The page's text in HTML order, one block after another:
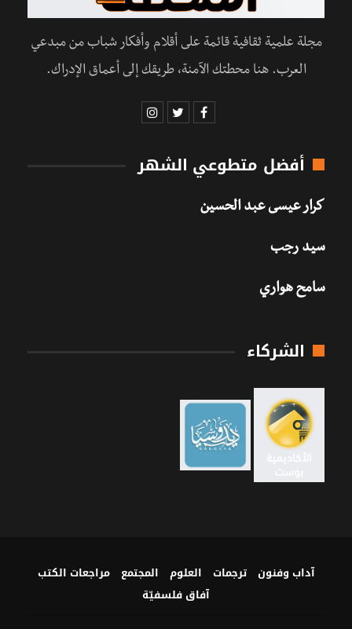
مجلة علمية ثقافية قائمة على أقلام وأفكار شباب من مبدعي
العرب. هنا محطتك الآمنة، طريقك إلى أعماق الإدراك.
أفضل متطوعي الشهر
كرار عيسى عبد الحسين
سيد رجب
سامح هواري
الشركاء
آداب وفنون ترجمات العلوم المجتمع
مراجعات الكتب
آفاق فلسفيّة‎